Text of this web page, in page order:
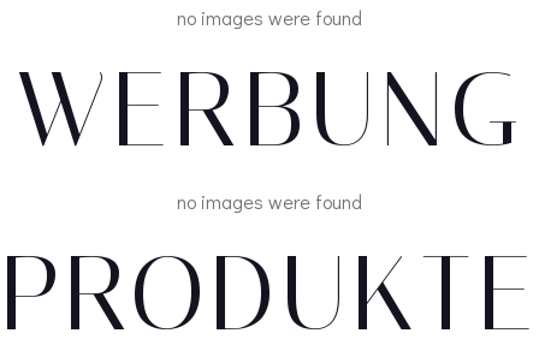
no images were found
WERBUNG
no images were found
PRODUKTE